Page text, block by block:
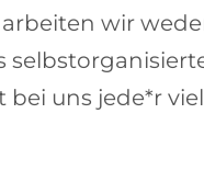
wir
bei uns jede*r